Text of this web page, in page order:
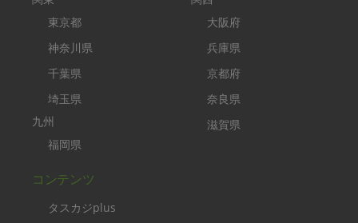
東京都
神奈川県
千葉県
埼玉県
九州
福岡県
大阪府
兵庫県
京都府
奈良県
滋賀県
コンテンツ
タスカジplus